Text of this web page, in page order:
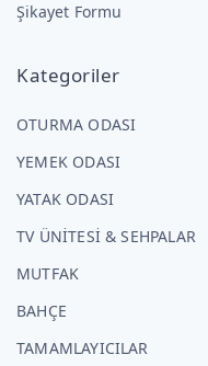
Şikayet Formu
Kategoriler
OTURMA ODASI
YEMEK ODASI
YATAK ODASI
TV ÜNİTESİ & SEHPALAR
MUTFAK
BAHÇE
TAMAMLAYICILAR